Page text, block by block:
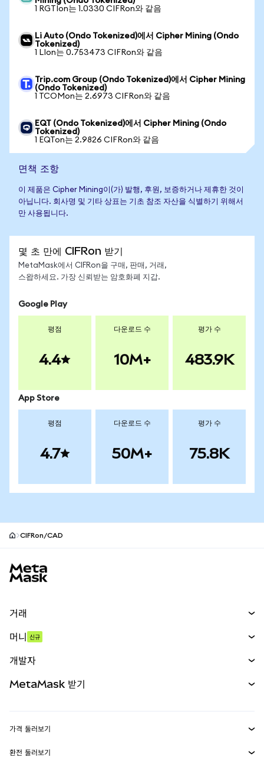
1 RGTIon는 1.0330 CIFRon와 같음
Li Auto (Ondo Tokenized)에서 Cipher Mining (Ondo
Tokenized)
1 LIon는 0.753473 CIFRon와 같음
Trip.com Group (Ondo Tokenized)에서 Cipher Mining
(Ondo Tokenized)
1 TCOMon는 2.6973 CIFRon와 같음
EQT (Ondo Tokenized)에서 Cipher Mining (Ondo
Tokenized)
1 EQTon는 2.9826 CIFRon와 같음
면책 조항
이 제품은 Cipher Mining이(가) 발행, 후원, 보증하거나 제휴한 것이
아닙니다. 회사명 및 기타 상표는 기초 참조 자산을 식별하기 위해서
만 사용됩니다.
몇 초 만에 CIFRon 받기
MetaMask에서 CIFRon을 구매, 판매, 거래,
스왑하세요. 가장 신뢰받는 암호화폐 지갑.
Google Play
평점
4.4
다운로드 수
10M+
평가 수
483.9K
App Store
평점
4.7
다운로드 수
50M+
평가 수
75.8K
CIFRon/CAD
거래
무기한 선물
실물자산
머니 신규
개발자
MetaMask 받기
가격 둘러보기
환전 둘러보기